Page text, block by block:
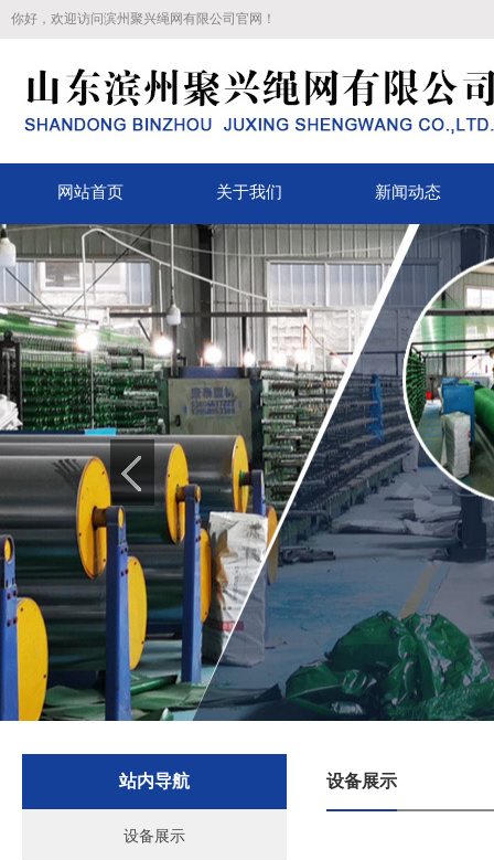
你好，欢迎访问滨州聚兴绳网有限公司官网！
网站首页 关于我们 新闻动态
站内导航
设备展示
设备展示